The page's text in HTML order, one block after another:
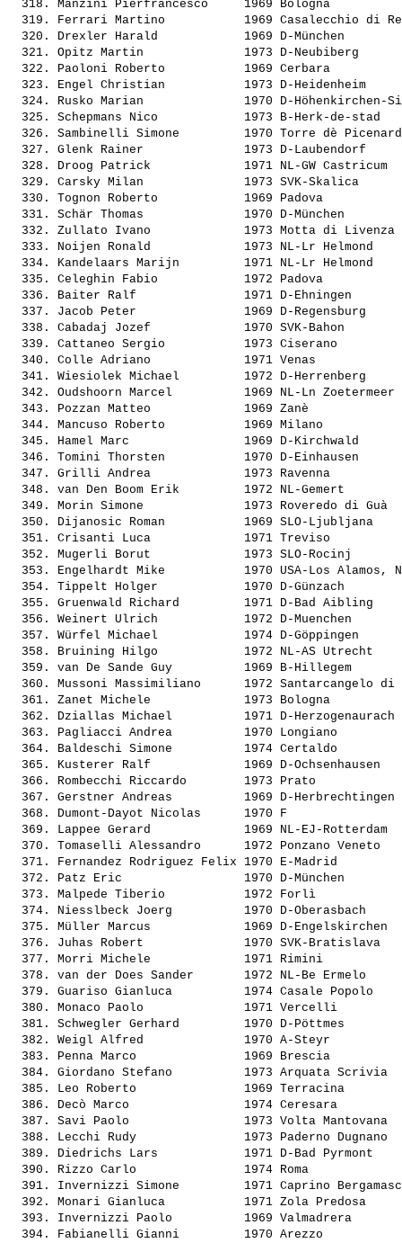
  318.
Manzini Pierfrancesco
1969 Bologna
  319.
Ferrari Martino
1969 Casalecchio di
  320.
Drexler Harald
1969 D-München
  321.
Opitz Martin
1973 D-Neubiberg
  322.
Paoloni Roberto
1969 Cerbara
  323.
Engel Christian
1973 D-Heidenheim
  324.
Rusko Marian
1970 D-
  325.
Schepmans Nico
1973 B-Herk-de-stad
  326.
Sambinelli Simone
1970 Torre dè
  327.
Glenk Rainer
1973 D-Laubendorf
  328.
Droog Patrick
1971 NL-GW
  329.
Carsky Milan
1973 SVK-Skalica
  330.
Tognon Roberto
1969 Padova
  331.
Schär Thomas
1970 D-München
  332.
Zullato Ivano
1973 Motta di
  333.
Noijen Ronald
1973 NL-Lr
  334.
Kandelaars Marijn
1971 NL-Lr
  335.
Celeghin Fabio
1972 Padova
  336.
Baiter Ralf
1971 D-Ehningen
  337.
Jacob Peter
1969 D-
  338.
Cabadaj Jozef
1970 SVK-Bahon
  339.
Cattaneo Sergio
1973 Ciserano
  340.
Colle Adriano
1971 Venas
  341.
Wiesiolek Michael
1972 D-Herrenberg
  342.
Oudshoorn Marcel
1969 NL-Ln
  343.
Pozzan Matteo
1969 Zanè
  344.
Mancuso Roberto
1969 Milano
  345.
Hamel Marc
1969 D-Kirchwald
  346.
Tomini Thorsten
1970 D-Einhausen
  347.
Grilli Andrea
1973 Ravenna
  348.
van Den Boom Erik
1972 NL-Gemert
  349.
Morin Simone
1973 Roveredo di
  350.
Dijanosic Roman
1969 SLO-
  351.
Crisanti Luca
1971 Treviso
  352.
Mugerli Borut
1973 SLO-Rocinj
  353.
Engelhardt Mike
1970 USA-Los
  354.
Tippelt Holger
1970 D-Günzach
  355.
Gruenwald Richard
1971 D-Bad Aibling
  356.
Weinert Ulrich
1972 D-Muenchen
  357.
Würfel Michael
1974 D-Göppingen
  358.
Bruining Hilgo
1972 NL-AS
  359.
van De Sande Guy
1969 B-Hillegem
  360.
Mussoni Massimiliano
1972 Santarcangelo
  361.
Zanet Michele
1973 Bologna
  362.
Dziallas Michael
1971 D-
  363.
Pagliacci Andrea
1970 Longiano
  364.
Baldeschi Simone
1974 Certaldo
  365.
Kusterer Ralf
1969 D-
  366.
Rombecchi Riccardo
1973 Prato
  367.
Gerstner Andreas
1969 D-
  368.
Dumont-Dayot Nicolas
1970 F
  369.
Lappee Gerard
1969 NL-EJ-
  370.
Tomaselli Alessandro
1972 Ponzano
  371.
Fernandez Rodriguez Felix 1970 E-Madrid
  372.
Patz Eric
1970 D-München
  373.
Malpede Tiberio
1972 Forlì
  374.
Niesslbeck Joerg
1970 D-
  375.
Müller Marcus
1969 D-
  376.
Juhas Robert
1970 SVK-
  377.
Morri Michele
1971 Rimini
  378.
van der Does Sander
1972 NL-Be Ermelo
  379.
Guariso Gianluca
1974 Casale Popolo
  380.
Monaco Paolo
1971 Vercelli
  381.
Schwegler Gerhard
1970 D-Pöttmes
  382.
Weigl Alfred
1970 A-Steyr
  383.
Penna Marco
1969 Brescia
  384.
Giordano Stefano
1973 Arquata
  385.
Leo Roberto
1969 Terracina
  386.
Decò Marco
1974 Ceresara
  387.
Savi Paolo
1973 Volta
  388.
Lecchi Rudy
1973 Paderno
  389.
Diedrichs Lars
1971 D-Bad
  390.
Rizzo Carlo
1974 Roma
  391.
Invernizzi Simone
1971 Caprino
  392.
Monari Gianluca
1971 Zola Predosa
  393.
Invernizzi Paolo
1969 Valmadrera
  394.
Fabianelli Gianni
1970 Arezzo